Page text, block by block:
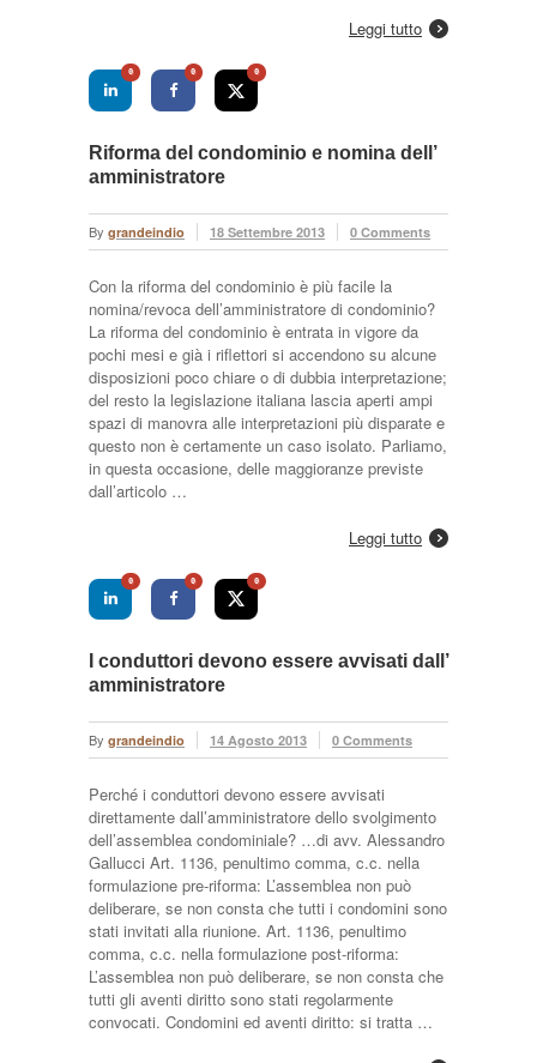
Leggi tutto
0 0 0
Riforma del condominio e nomina dell’
amministratore
By grandeindio 18 Settembre 2013 0 Comments
Con la riforma del condominio è più facile la
nomina/revoca dell’amministratore di condominio?
La riforma del condominio è entrata in vigore da
pochi mesi e già i riflettori si accendono su alcune
disposizioni poco chiare o di dubbia interpretazione;
del resto la legislazione italiana lascia aperti ampi
spazi di manovra alle interpretazioni più disparate e
questo non è certamente un caso isolato. Parliamo,
in questa occasione, delle maggioranze previste
dall’articolo …
Leggi tutto
0 0 0
I conduttori devono essere avvisati dall’
amministratore
By grandeindio 14 Agosto 2013 0 Comments
Perché i conduttori devono essere avvisati
direttamente dall’amministratore dello svolgimento
dell’assemblea condominiale? …di avv. Alessandro
Gallucci Art. 1136, penultimo comma, c.c. nella
formulazione pre-riforma: L’assemblea non può
deliberare, se non consta che tutti i condomini sono
stati invitati alla riunione. Art. 1136, penultimo
comma, c.c. nella formulazione post-riforma:
L’assemblea non può deliberare, se non consta che
tutti gli aventi diritto sono stati regolarmente
convocati. Condomini ed aventi diritto: si tratta …